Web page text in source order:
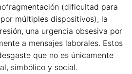
(dificultad para
múltiples dispositivos), la
una urgencia obsesiva por
a mensajes laborales. Estos
que no es únicamente
simbólico y social.